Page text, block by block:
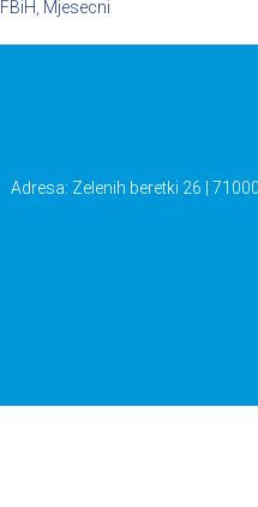
FBiH Mjesecni
Adresa: Zelenih beretki 26 |